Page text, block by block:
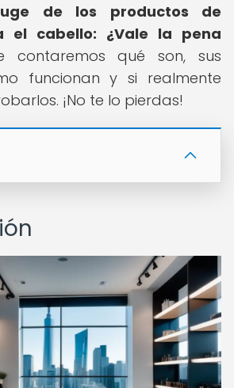
de los productos de
el cabello: ¿Vale la pena
contaremos qué son, sus
funcionan y si realmente
¡No te lo pierdas!